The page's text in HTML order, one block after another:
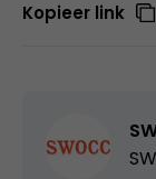
Kopieer link